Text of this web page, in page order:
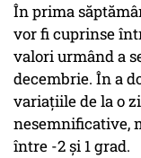
În prima
vor fi cuprinse
valori urmând a
decembrie. În a
variațiile de la o
nesemnificative,
între -2 și 1 grad.